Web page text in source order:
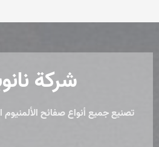
شركة
تصنيع جميع أنواع صفائح الألمنيوم